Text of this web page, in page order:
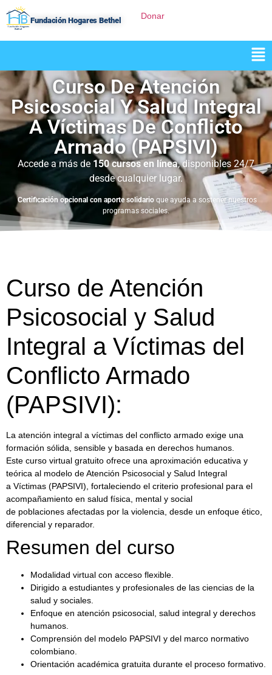
Fundación Hogares Bethel Donar
Curso De Atención
Psicosocial Y Salud Integral
A Víctimas De Conflicto
Armado (PAPSIVI)
Accede a más de 150 cursos en línea, disponibles 24/7
desde cualquier lugar.
Certificación opcional con aporte solidarioque ayuda a sostener nuestros
programas sociales.
Curso de Atención
Psicosocial y Salud
Integral a Víctimas del
Conflicto Armado
(PAPSIVI):
La atención integral a víctimas del conflicto armado exige una
formación sólida, sensible y basada en derechos humanos.
Este curso virtual gratuito ofrece una aproximación educativa y
teórica al modelo de Atención Psicosocial y Salud Integral
a Víctimas (PAPSIVI), fortaleciendo el criterio profesional para el
acompañamiento en salud física, mental y social
de poblaciones afectadas por la violencia, desde un enfoque ético,
diferencial y reparador.
Resumen del curso
Modalidad virtual con acceso flexible.
Dirigido a estudiantes y profesionales de las ciencias de la
salud y sociales.
Enfoque en atención psicosocial, salud integral y derechos
humanos.
Comprensión del modelo PAPSIVI y del marco normativo
colombiano.
Orientación académica gratuita durante el proceso formativo.